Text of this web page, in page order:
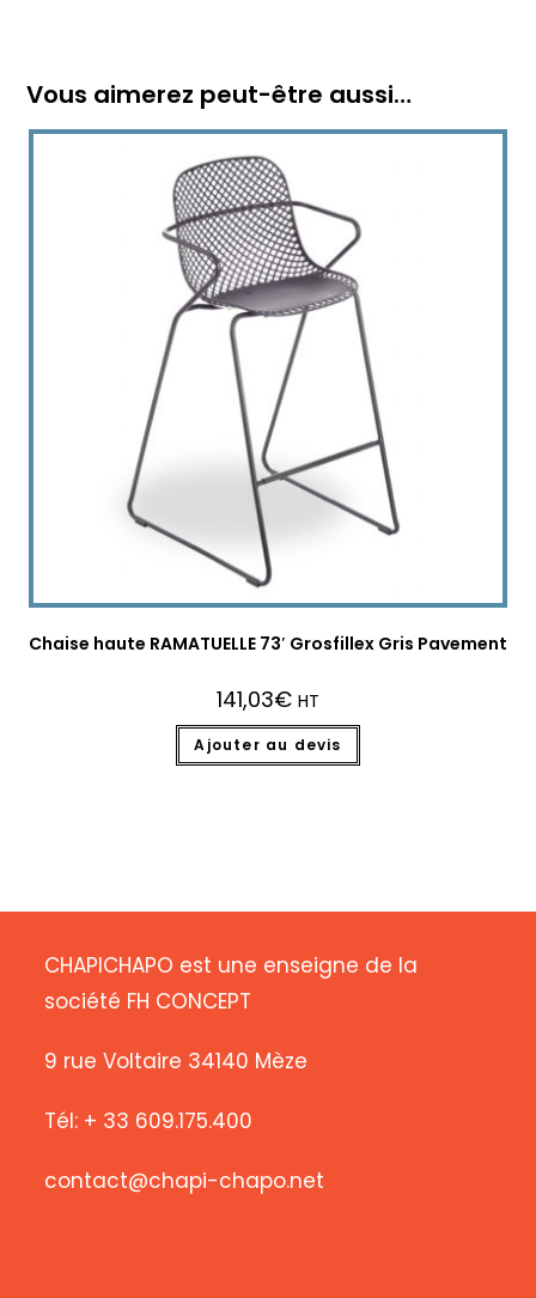
Vous aimerez peut-être aussi…
Chaise haute RAMATUELLE 73′ Grosfillex Gris Pavement
141,03€ HT
Ajouter au devis
CHAPICHAPO est une enseigne de la
société FH CONCEPT
9 rue Voltaire 34140 Mèze
Tél: + 33 609.175.400
contact@chapi-chapo.net